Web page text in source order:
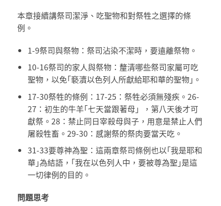
本章接續講祭司潔淨、吃聖物和對祭牲之選擇的條
例。
1-9祭司與祭物：祭司沾染不潔時，要遠離祭物。
10-16祭司的家人與祭物：釐清哪些祭司家屬可吃
聖物，以免｢褻瀆以色列人所獻給耶和華的聖物｣。
17-30祭牲的條例：17-25：祭牲必須無殘疾。26-
27：初生的牛羊｢七天當跟著母」，第八天後才可
獻祭。28：禁止同日宰殺母與子，用意是禁止人們
屠殺牲畜。29-30：感謝祭的祭肉要當天吃。
31-33要尊神為聖：這兩章祭司條例也以｢我是耶和
華｣為結語，｢我在以色列人中，要被尊為聖｣是這
一切律例的目的。
問題思考